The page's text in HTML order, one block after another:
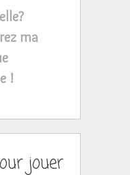
ma
!
jouer